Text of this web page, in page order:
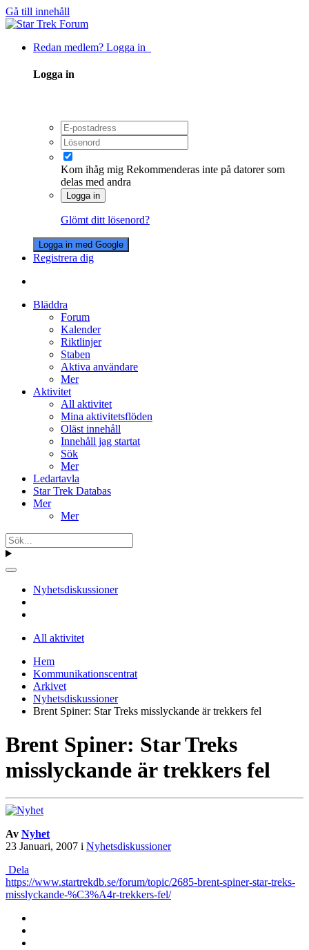
Gå till innehåll
Redan medlem? Logga in
Logga in
Kom ihåg mig Rekommenderas inte på datorer som
delas med andra
Logga in
Glömt ditt lösenord?
Logga in med Google
Registrera dig
Bläddra
Forum
Kalender
Riktlinjer
Staben
Aktiva användare
Mer
Aktivitet
All aktivitet
Mina aktivitetsflöden
Oläst innehåll
Innehåll jag startat
Sök
Mer
Ledartavla
Star Trek Databas
Mer
Mer
Nyhetsdiskussioner
All aktivitet
Hem
Kommunikationscentrat
Arkivet
Nyhetsdiskussioner
Brent Spiner: Star Treks misslyckande är trekkers fel
Brent Spiner: Star Treks
misslyckande är trekkers fel
Av Nyhet
23 Januari, 2007 i Nyhetsdiskussioner
Dela
https://www.startrekdb.se/forum/topic/2685-brent-spiner-star-treks-
misslyckande-%C3%A4r-trekkers-fel/